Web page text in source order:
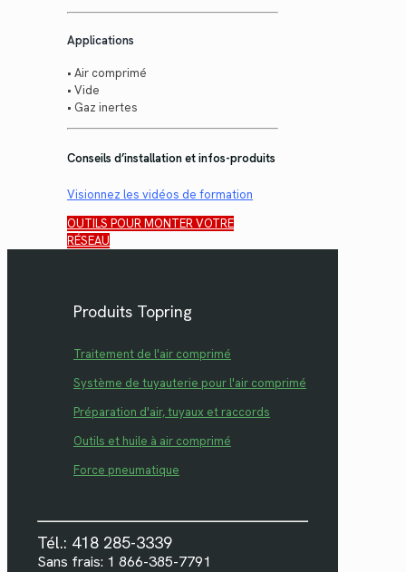
Applications
• Air comprimé
• Vide
• Gaz inertes
Conseils d’installation et infos-produits
Visionnez les vidéos de formation
OUTILS POUR MONTER VOTRE
RÉSEAU
Produits Topring
Traitement de l'air comprimé
Système de tuyauterie pour l'air comprimé
Préparation d'air, tuyaux et raccords
Outils et huile à air comprimé
Force pneumatique
Tél.: 418 285-3339
Sans frais: 1 866-385-7791